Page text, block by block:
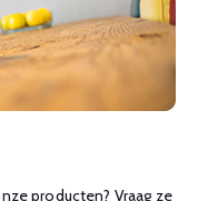
producten? Vraag ze